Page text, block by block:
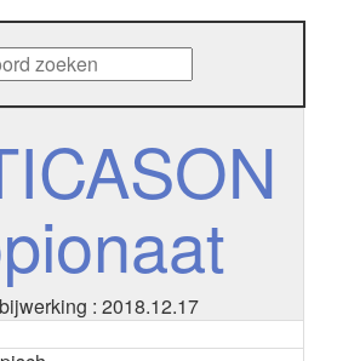
: 2018.12.17